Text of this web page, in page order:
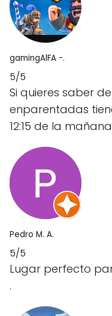
gamingAlFA -.
5/5
Si quieres saber
enparentadas
12:15 de la mañana
Pedro M. A.
5/5
Lugar perfecto
.